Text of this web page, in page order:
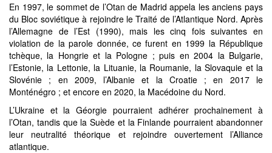
En 1997, le sommet de l’Otan de Madrid appela les anciens pays
du Bloc soviétique à rejoindre le Traité de l’Atlantique Nord. Après
l’Allemagne de l’Est (1990), mais les cinq fois suivantes en
violation de la parole donnée, ce furent en 1999 la République
tchèque, la Hongrie et la Pologne ; puis en 2004 la Bulgarie,
l’Estonie, la Lettonie, la Lituanie, la Roumanie, la Slovaquie et la
Slovénie ; en 2009, l’Albanie et la Croatie ; en 2017 le
Monténégro ; et encore en 2020, la Macédoine du Nord.
L’Ukraine et la Géorgie pourraient adhérer prochainement à
l’Otan, tandis que la Suède et la Finlande pourraient abandonner
leur neutralité théorique et rejoindre ouvertement l’Alliance
atlantique.